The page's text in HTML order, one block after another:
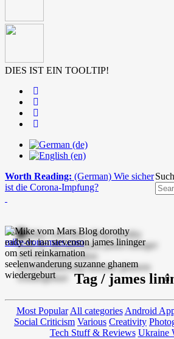
DIES IST EIN TOOLTIP!
Worth Reading: (German) Wie sicher
ist die Corona-Impfung?
mike-vom-mars.com
Tag / james
Most Popular All categories Android
Social Criticism Various Creativity
Tech Stuff & Reviews Ukraine